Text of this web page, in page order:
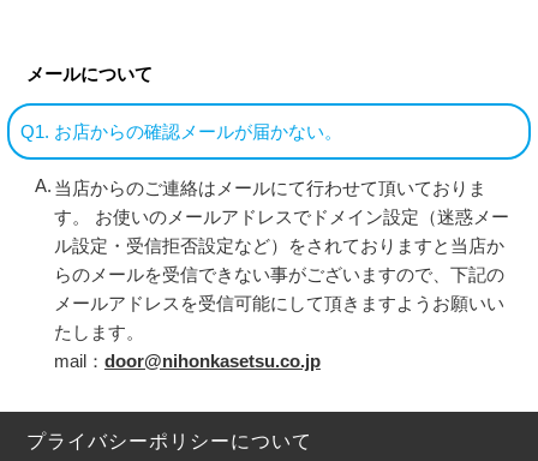
メールについて
Q1. お店からの確認メールが届かない。
当店からのご連絡はメールにて行わせて頂いておりま
す。 お使いのメールアドレスでドメイン設定（迷惑メー
ル設定・受信拒否設定など）をされておりますと当店か
らのメールを受信できない事がございますので、下記の
メールアドレスを受信可能にして頂きますようお願いい
たします。
mail： door@nihonkasetsu.co.jp
プライバシーポリシーについて